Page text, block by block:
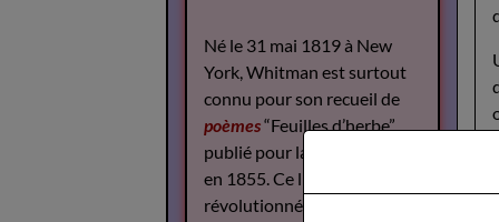
Né le 31 mai 1819 à New
York, Whitman est surtout
connu pour son recueil de
poèmes“Feuilles d’herbe”,
publié pour la première fois
en 1855. Ce livre a
révolutionné la poésie